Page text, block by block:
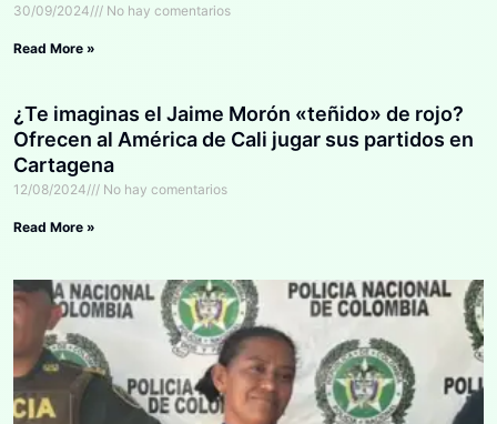
30/09/2024 No hay comentarios
Read More »
¿Te imaginas el Jaime Morón «teñido» de rojo?
Ofrecen al América de Cali jugar sus partidos en
Cartagena
12/08/2024 No hay comentarios
Read More »